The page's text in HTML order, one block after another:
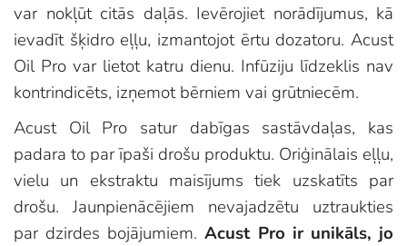
var nokļūt citās daļās. Ievērojiet norādījumus, kā
ievadīt šķidro eļļu, izmantojot ērtu dozatoru. Acust
Oil Pro var lietot katru dienu. Infūziju līdzeklis nav
kontrindicēts, izņemot bērniem vai grūtniecēm.
Acust Oil Pro satur dabīgas sastāvdaļas, kas
padara to par īpaši drošu produktu. Oriģinālais eļļu,
vielu un ekstraktu maisījums tiek uzskatīts par
drošu. Jaunpienācējiem nevajadzētu uztraukties
par dzirdes bojājumiem.Acust Pro ir unikāls, jo